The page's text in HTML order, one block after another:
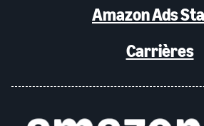
Amazon Ads
Carrières